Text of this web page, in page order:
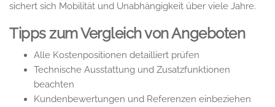
sichert sich Mobilität und Unabhängigkeit über viele Jahre.
Tipps zum Vergleich von Angeboten
Alle Kostenpositionen detailliert prüfen
Technische Ausstattung und Zusatzfunktionen
beachten
Kundenbewertungen und Referenzen einbeziehen